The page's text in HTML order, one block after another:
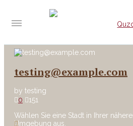
testing@example.com
by testing
0
151
Wählen Sie eine Stadt in Ihrer
Umgebung aus.